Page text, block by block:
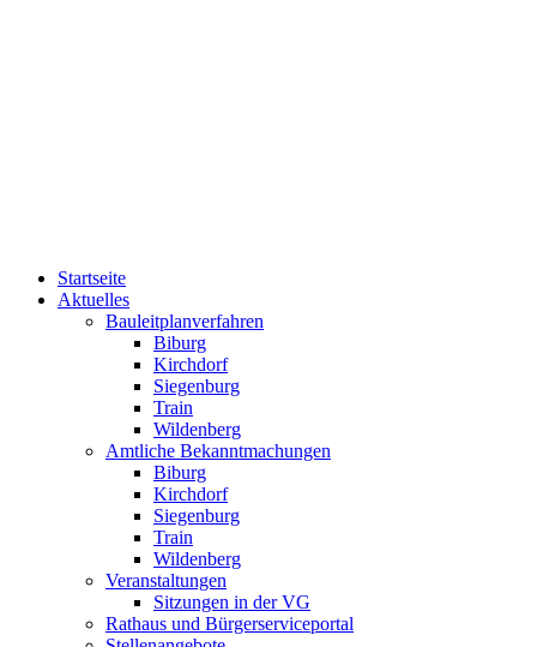
Startseite
Aktuelles
Bauleitplanverfahren
Biburg
Kirchdorf
Siegenburg
Train
Wildenberg
Amtliche Bekanntmachungen
Biburg
Kirchdorf
Siegenburg
Train
Wildenberg
Veranstaltungen
Sitzungen in der VG
Rathaus und Bürgerserviceportal